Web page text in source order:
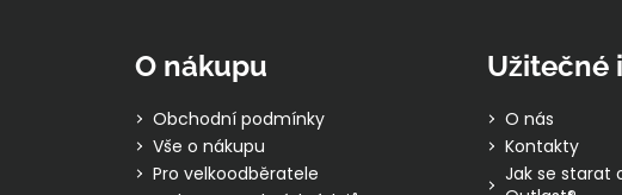
O nákupu
Obchodní podmínky
Vše o nákupu
Pro velkoodběratele
Užitečné
O nás
Kontakty
Jak se starat